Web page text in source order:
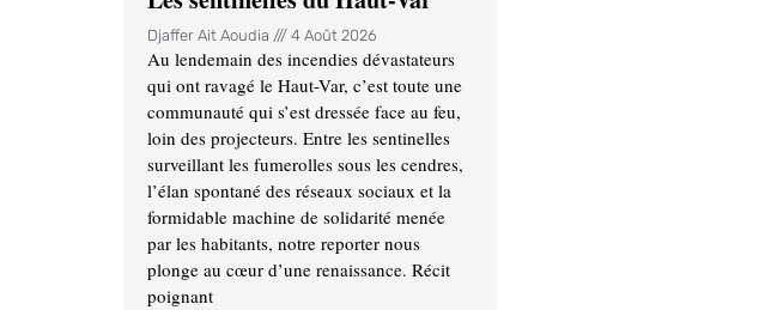
Djaffer Ait Aoudia 4 Août 2026
Au lendemain des incendies dévastateurs
qui ont ravagé le Haut-Var, c’est toute une
communauté qui s’est dressée face au feu,
loin des projecteurs. Entre les sentinelles
surveillant les fumerolles sous les cendres,
l’élan spontané des réseaux sociaux et la
formidable machine de solidarité menée
par les habitants, notre reporter nous
plonge au cœur d’une renaissance. Récit
poignant